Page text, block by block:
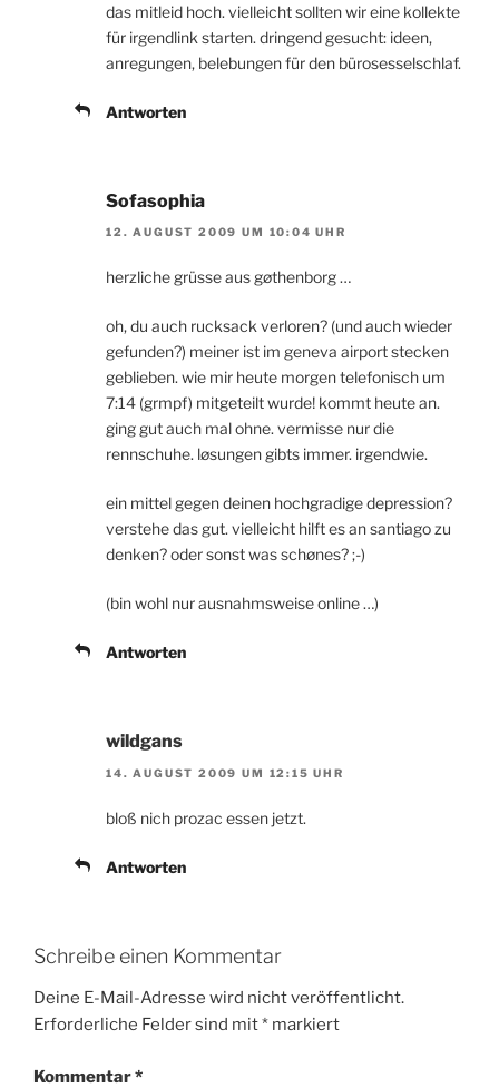
das mitleid hoch. vielleicht sollten wir eine kollekte
für irgendlink starten. dringend gesucht: ideen,
anregungen, belebungen für den bürosesselschlaf.
Antworten
Sofasophia
12. AUGUST 2009 UM 10:04 UHR
herzliche grüsse aus gøthenborg …
oh, du auch rucksack verloren? (und auch wieder
gefunden?) meiner ist im geneva airport stecken
geblieben. wie mir heute morgen telefonisch um
7:14 (grmpf) mitgeteilt wurde! kommt heute an.
ging gut auch mal ohne. vermisse nur die
rennschuhe. løsungen gibts immer. irgendwie.
ein mittel gegen deinen hochgradige depression?
verstehe das gut. vielleicht hilft es an santiago zu
denken? oder sonst was schønes? ;-)
(bin wohl nur ausnahmsweise online …)
Antworten
wildgans
14. AUGUST 2009 UM 12:15 UHR
bloß nich prozac essen jetzt.
Antworten
Schreibe einen Kommentar
Deine E-Mail-Adresse wird nicht veröffentlicht.
Erforderliche Felder sind mit* markiert
Kommentar*